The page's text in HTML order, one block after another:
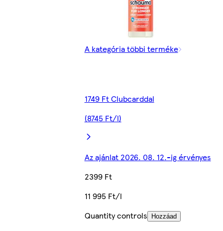
A kategória többi terméke
1749 Ft Clubcarddal
(8745 Ft/l)
Az ajánlat 2026. 08. 12.-ig érvényes
2399 Ft
11 995 Ft/l
Quantity controls
Hozzáad